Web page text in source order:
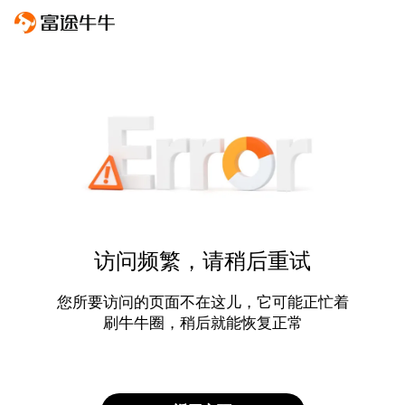
访问频繁，请稍后重试
您所要访问的页面不在这儿，它可能正忙着
刷牛牛圈，稍后就能恢复正常